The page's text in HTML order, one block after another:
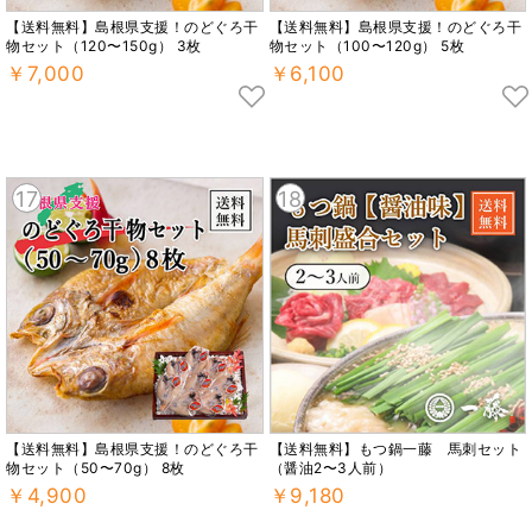
【送料無料】島根県支援！のどぐろ干
物セット（120〜150g） 3枚
￥7,000
【送料無料】島根県支援！のどぐろ干
物セット（100〜120g） 5枚
￥6,100
17
【送料無料】島根県支援！のどぐろ干
物セット（50〜70g） 8枚
￥4,900
18
【送料無料】もつ鍋一藤 馬刺セット
（醤油2〜3人前）
￥9,180